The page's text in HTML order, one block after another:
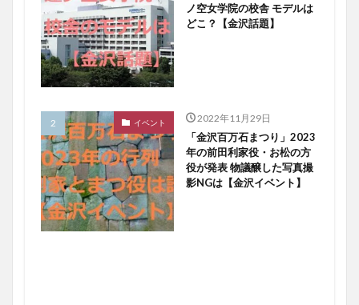
ノ空女学院の校舎 モデルは
どこ？【金沢話題】
イベント 2022年11月29日
「金沢百万石まつり」2023
年の前田利家役・お松の方
役が発表 物議醸した写真撮
影NGは【金沢イベント】